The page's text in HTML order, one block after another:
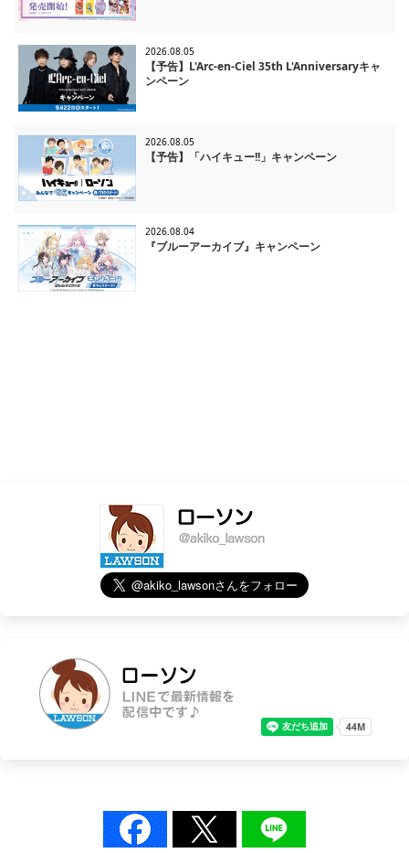
2026.08.05
【予告】L'Arc-en-Ciel 35th L'Anniversaryキャ
ンペーン
2026.08.05
【予告】「ハイキュー!!」キャンペーン
2026.08.04
『ブルーアーカイブ』キャンペーン